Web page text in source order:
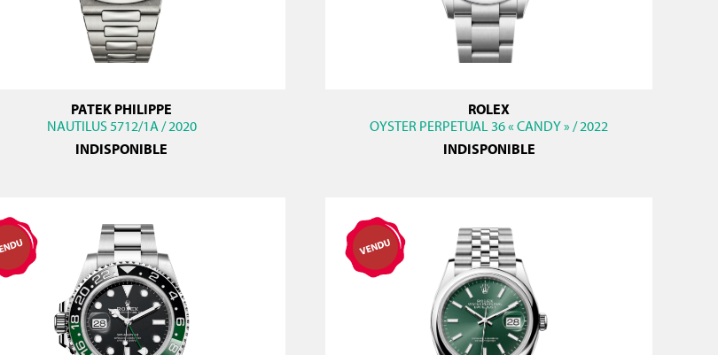
PATEK PHILIPPE
NAUTILUS 5712/1A / 2020
INDISPONIBLE
ROLEX
OYSTER PERPETUAL 36 « CANDY » / 2022
INDISPONIBLE